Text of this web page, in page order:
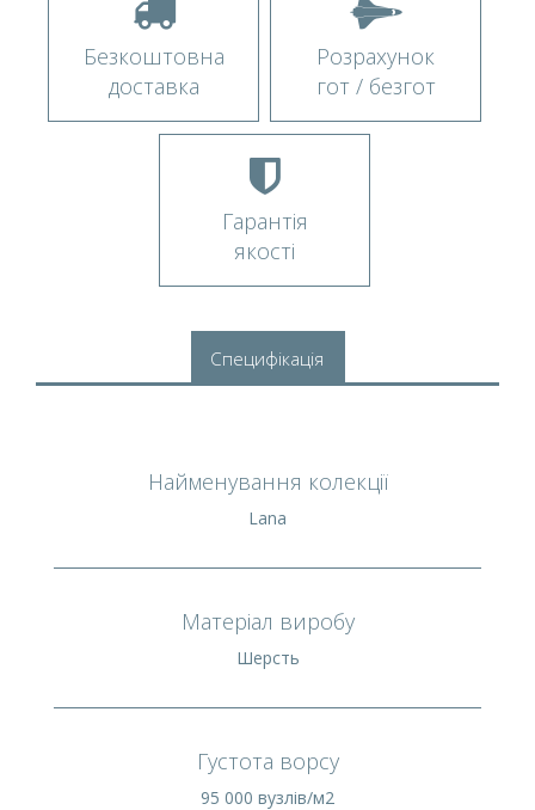
Безкоштовна
доставка
Розрахунок
гот / безгот
Гарантія
якості
Специфікація
Найменування колекції
Lana
Матеріал виробу
Шерсть
Густота ворсу
95 000 вузлів/м2